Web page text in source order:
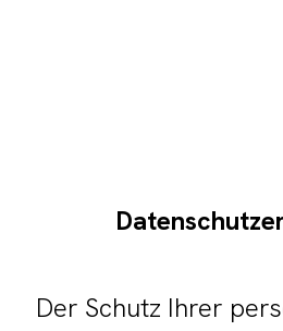
Der Schutz Ihrer